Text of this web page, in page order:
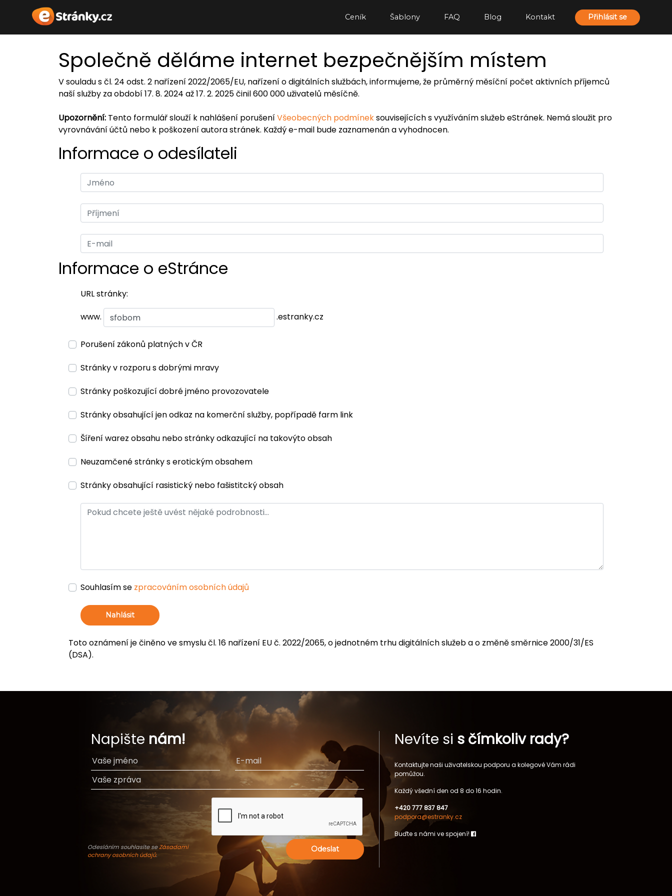
Ceník Šablony FAQ Blog Kontakt Přihlásit se
Společně děláme internet bezpečnějším místem
V souladu s čl. 24 odst. 2 nařízení 2022/2065/EU, nařízení o digitálních službách, informujeme, že průměrný měsíční počet aktivních příjemců
naší služby za období 17. 8. 2024 až 17. 2. 2025 činil 600 000 uživatelů měsíčně.
Upozornění: Tento formulář slouží k nahlášení porušeníVšeobecných podmíneksouvisejících s využíváním služeb eStránek. Nemá sloužit pro
vyrovnávání účtů nebo k poškození autora stránek. Každý e-mail bude zaznamenán a vyhodnocen.
Informace o odesílateli
Informace o eStránce
URL stránky:
www. .estranky.cz
Porušení zákonů platných v ČR
Stránky v rozporu s dobrými mravy
Stránky poškozující dobré jméno provozovatele
Stránky obsahující jen odkaz na komerční služby, popřípadě farm link
Šíření warez obsahu nebo stránky odkazující na takovýto obsah
Neuzamčené stránky s erotickým obsahem
Stránky obsahující rasistický nebo fašistitcký obsah
Souhlasím se zpracováním osobních údajů
Nahlásit
Toto oznámení je činěno ve smyslu čl. 16 nařízení EU č. 2022/2065, o jednotném trhu digitálních služeb a o změně směrnice 2000/31/ES
(DSA).
Napište nám!
Odesláním souhlasíte seZásadami
ochrany osobních údajů.
Odeslat
Nevíte si s čímkoliv rady?
Kontaktujte naši uživatelskou podporu a kolegové Vám rádi
pomůžou.
Každý všední den od 8 do 16 hodin.
+420 777 837 847
podpora@estranky.cz
Buďte s námi ve spojení!